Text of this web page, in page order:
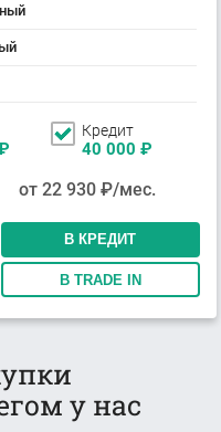
Кредит
40 000 ₽
от 22 930₽/мес.
В КРЕДИТ
В TRADE IN
у нас